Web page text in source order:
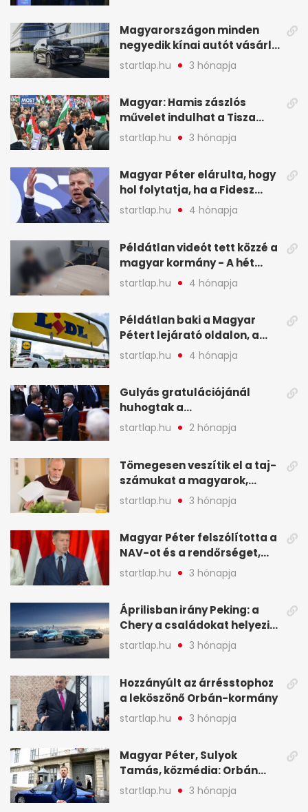
Magyarországon minden
negyedik kínai autót vásárló
a Chery mellett döntött (X)
startlap.hu 3 hónapja
Magyar: Hamis zászlós
művelet indulhat a Tisza
ellen a választás napján - A
hét legfontosabb eseményei
startlap.hu 3 hónapja
Magyar Péter elárulta, hogy
hol folytatja, ha a Fidesz
nyeri a választást - A hét
legfontosabb hírei
startlap.hu 4 hónapja
Példátlan videót tett közzé a
magyar kormány - A hét
legfontosabb hírei
képekben
startlap.hu 4 hónapja
Példátlan baki a Magyar
Pétert lejárató oldalon, a
Lidlnek azonnal lépnie
kellett - A hét legfontosabb
startlap.hu 4 hónapja
Gulyás gratulációjánál
huhogtak a
leghangosabban, miután
Magyart miniszterelnökké
legfontosabb hírei
képekben
startlap.hu 2 hónapja
Tömegesen veszítik el a taj-
számukat a magyarok,
sokak ellen eljárást indít a
NAV - A hét hírei képekben
startlap.hu 3 hónapja
Magyar Péter felszólította a
NAV-ot és a rendőrséget,
tartóztassák le a NER-es
oligarchákat - A hét
startlap.hu 3 hónapja
Áprilisban irány Peking: a
Chery a családokat helyezi
globális mobilitási
programja középpontjába
startlap.hu 3 hónapja
Hozzányúlt az árrésstophoz
a leköszönő Orbán-kormány
startlap.hu 3 hónapja
Magyar Péter, Sulyok
Tamás, közmédia: Orbán
Viktor április 13. óta hallgat,
közben pörögnek az
startlap.hu 3 hónapja